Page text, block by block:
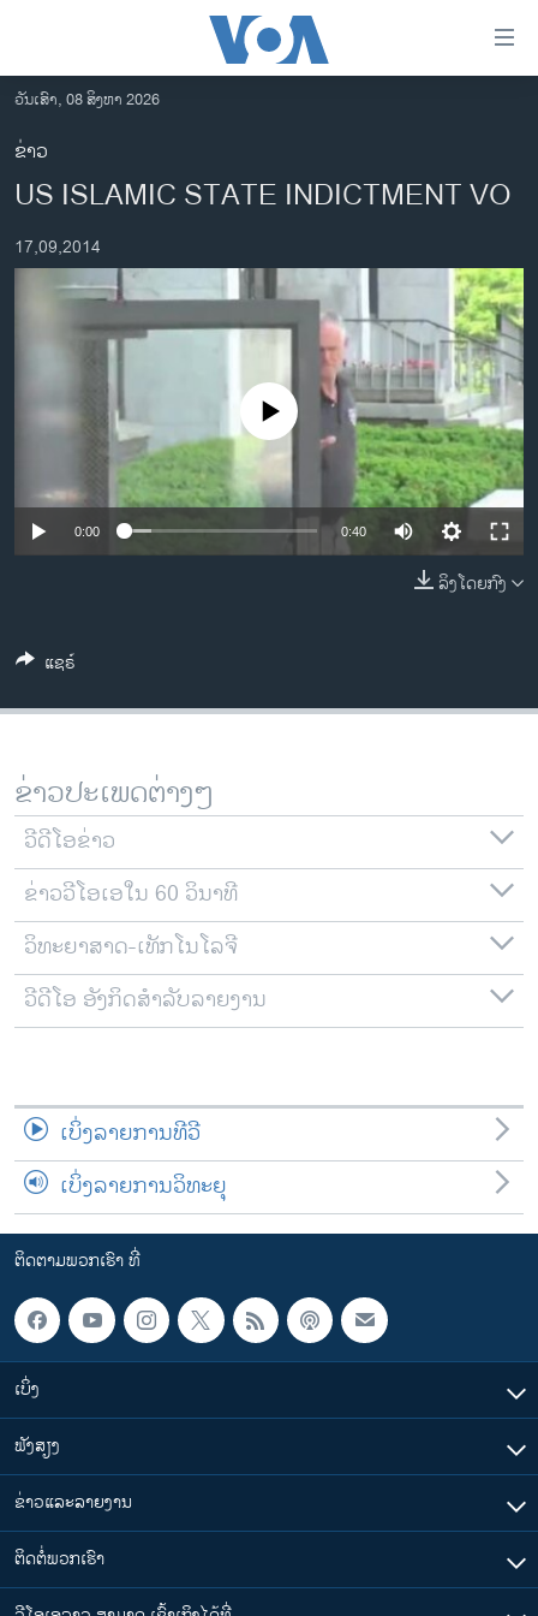
ເຂົ້າ
ຫາ
ຂ້າມ
ຂ້າມ
ໄປ
ອາເມຣິກາ
ການເລືອກຕັ້ງ ປະທານາທີບໍດີ ສະຫະລັດ 2024
ຂ່າວ​ຈີນ
ອິດສະຫຼະພາບດ້ານການຂ່າວ
ຊີວິດຊາວລາວ
ຊຸມຊົນຊາວລາວ
ວິທະຍາສາດ-ເທັກໂນໂລຈີ
ພາສາອັງກິດ
ລາຍການກະຈາຍສຽງ
ລາຍງານ
ຕິດຕາມພວກເຮົາ ທີ່
ພາສາຕ່າງໆ
ວັນເສົາ, 08 ສິງຫາ 2026
ຂ່າວ
US ISLAMIC STATE INDICTMENT VO
17,09,2014
No media source currently available
0:00 0:40
ລິງໂດຍກົງ
ແຊຣ໌
ຂ່າວປະເພດຕ່າງໆ
ວີດີໂອຂ່າວ
ຂ່າວວີໂອເອໃນ 60 ວິນາທີ
ວິທະຍາສາດ-ເທັກໂນໂລຈີ
ວີດີໂອ ອັງກິດສຳລັບລາຍງານ
ເບິ່ງລາຍການທີວີ
ເບິ່ງລາຍການວິທະຍຸ
ຕິດຕາມພວກເຮົາ ທີ່
ເບິ່ງ
ຟັງສຽງ
ຂ່າວແລະລາຍງານ
ຕິດຕໍ່ພວກເຮົາ